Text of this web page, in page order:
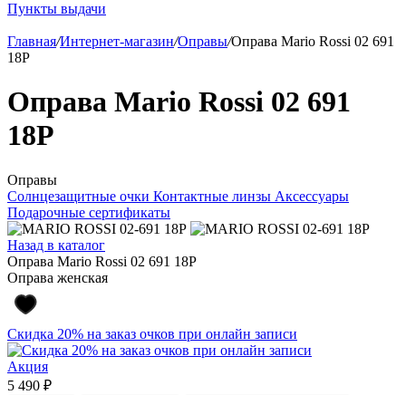
Пункты выдачи
Главная/Интернет-магазин/Оправы/Оправа Mario Rossi 02 691
18P
Оправа Mario Rossi 02 691
18P
Оправы
Солнцезащитные очки Контактные линзы Аксессуары
Подарочные сертификаты
Назад в каталог
Оправа Mario Rossi 02 691 18P
Оправа женская
Скидка 20% на заказ очков при онлайн записи
Акция
5 490 ₽